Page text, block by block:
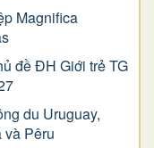
Magnifica
đề ĐH Giới trẻ TG
du Uruguay,
và Pêru